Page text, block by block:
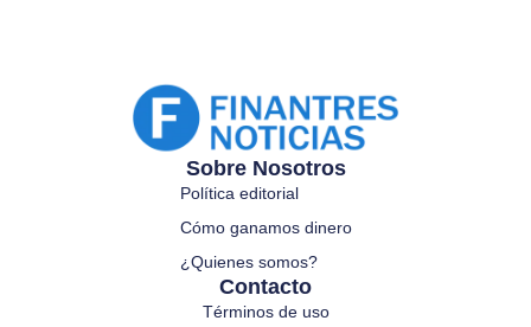
Sobre Nosotros
Política editorial
Cómo ganamos dinero
¿Quienes somos?
Contacto
Términos de uso